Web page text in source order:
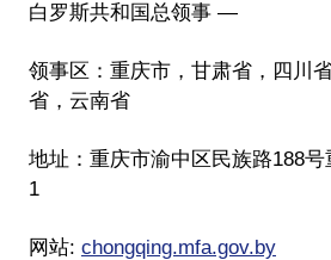
白罗斯共和国总领事 —
领事区：重庆市，甘肃省，四川
省，云南省
地址：重庆市渝中区民族路188
1
网站: chongqing.mfa.gov.by